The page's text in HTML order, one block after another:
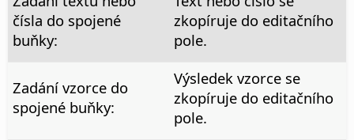
čísla do spojené
buňky:
zkopíruje do editačního
pole.
Zadání vzorce do
spojené buňky:
Výsledek vzorce se
zkopíruje do editačního
pole.